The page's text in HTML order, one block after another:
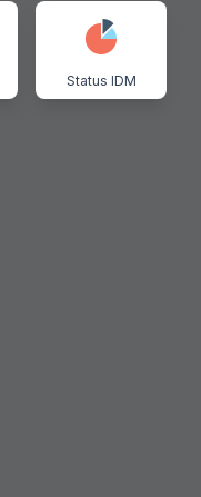
Status IDM